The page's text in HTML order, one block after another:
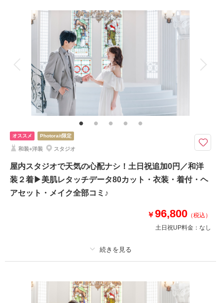
豊富な色打掛・着物 マタニティフォト
ペットと撮影 家族・友人と撮影
ソロウエディング
スタジオでの撮影
動画の作成
海での撮影
持ち込み衣装
オススメ Photorait限定
和装+洋装 スタジオ
屋内スタジオで天気の心配ナシ！土日祝追加0円／和洋
装２着▶美肌レタッチデータ80カット・衣装・着付・ヘ
アセット・メイク全部コミ♪
￥96,800 （税込）
土日祝UP料金： なし
プラン詳細
新婦衣装2着 新郎衣装2着